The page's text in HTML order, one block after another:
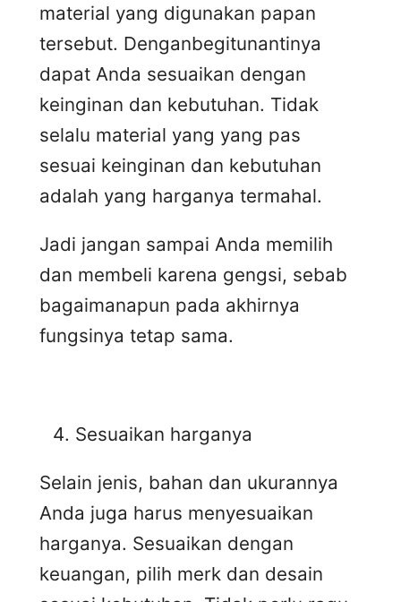
material yang digunakan papan
tersebut. Denganbegitunantinya
dapat Anda sesuaikan dengan
keinginan dan kebutuhan. Tidak
selalu material yang yang pas
sesuai keinginan dan kebutuhan
adalah yang harganya termahal.
Jadi jangan sampai Anda memilih
dan membeli karena gengsi, sebab
bagaimanapun pada akhirnya
fungsinya tetap sama.
Sesuaikan harganya
Selain jenis, bahan dan ukurannya
Anda juga harus menyesuaikan
harganya. Sesuaikan dengan
keuangan, pilih merk dan desain